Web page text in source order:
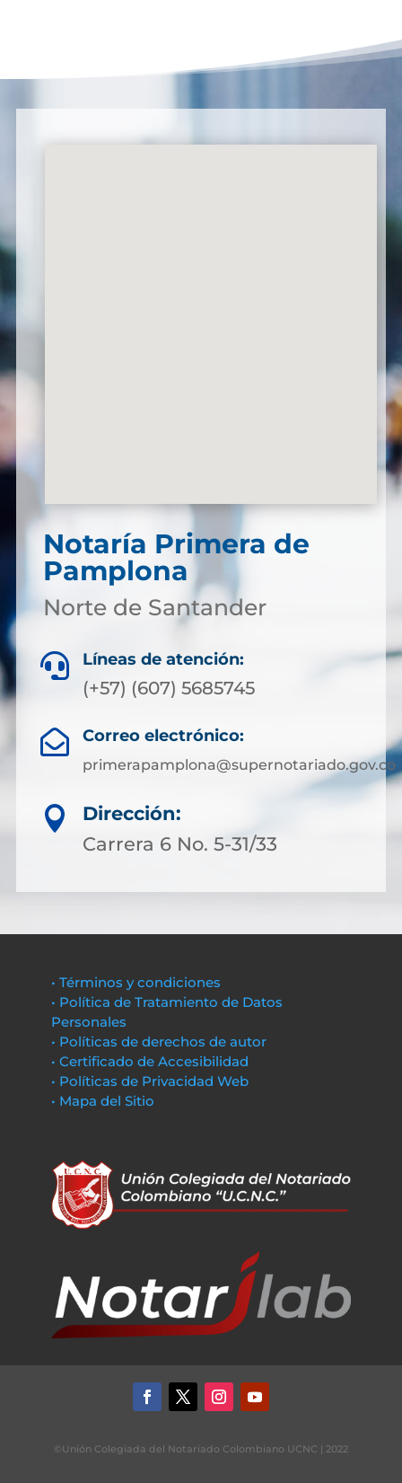
Notaría Primera de
Pamplona
Norte de Santander
 Líneas de atención:
(+57) (607) 5685745
 Correo electrónico:
primerapamplona@supernotariado.gov.co

Dirección:
Carrera 6 No. 5-31/33
• Términos y condiciones
• Política de Tratamiento de Datos
Personales
• Políticas de derechos de autor
• Certificado de Accesibilidad
• Políticas de Privacidad Web
• Mapa del Sitio
©Unión Colegiada del Notariado Colombiano UCNC | 2022